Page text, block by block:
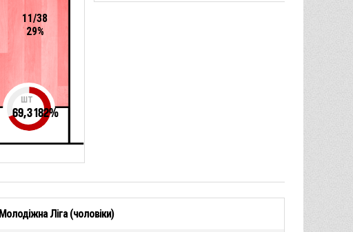
11/38
29%
ШТ
69,3182%
Молодіжна Ліга (чоловіки)